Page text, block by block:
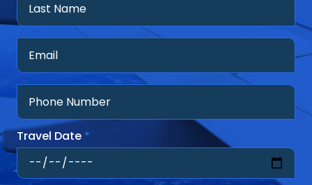
Travel Date *